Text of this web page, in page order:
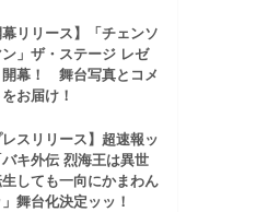
幕リリース】「チェンソ
」ザ・ステージ レゼ
幕！ 舞台写真とコメ
お届け！
レスリリース】超速報ッ
バキ外伝 烈海王は異世
しても一向にかまわん
舞台化決定ッッ！